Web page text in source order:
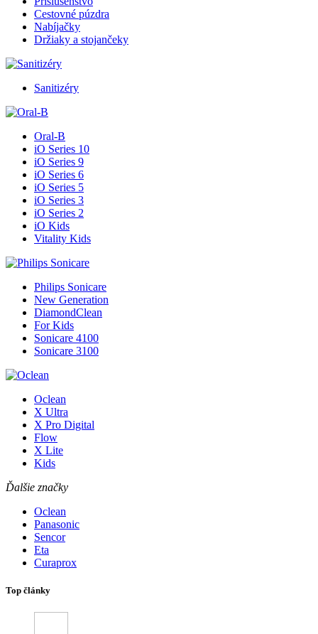
Cestovné púzdra
Nabíjačky
Držiaky a stojančeky
Sanitizéry
Oral-B
iO Series 10
iO Series 9
iO Series 6
iO Series 5
iO Series 3
iO Series 2
iO Kids
Vitality Kids
Philips Sonicare
New Generation
DiamondClean
For Kids
Sonicare 4100
Sonicare 3100
Oclean
X Ultra
X Pro Digital
Flow
X Lite
Kids
Ďalšie značky
Oclean
Panasonic
Sencor
Eta
Curaprox
Top články